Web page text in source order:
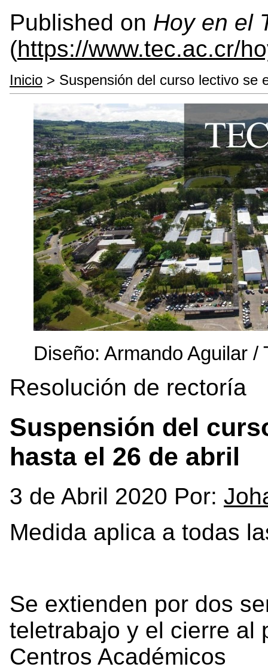
Published on Hoy en el
(https://www.tec.ac.cr/
Inicio > Suspensión del curso lectivo se
Diseño: Armando Aguilar /
Resolución de rectoría
Suspensión del
hasta el 26 de abril
3 de Abril 2020 Por:
Medida aplica a todas
Se extienden por dos
teletrabajo y el cierre al
Centros Académicos